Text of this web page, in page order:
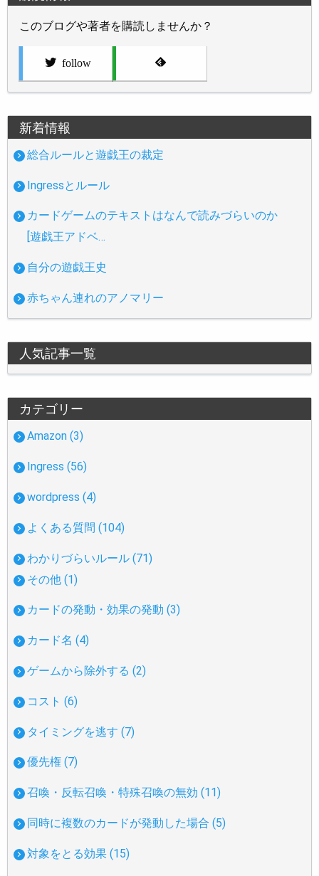
このブログや著者を購読しませんか？
follow
新着情報
総合ルールと遊戯王の裁定
Ingressとルール
カードゲームのテキストはなんで読みづらいのか
[遊戯王アドベ…
自分の遊戯王史
赤ちゃん連れのアノマリー
人気記事一覧
カテゴリー
Amazon (3)
Ingress (56)
wordpress (4)
よくある質問 (104)
わかりづらいルール (71)
その他 (1)
カードの発動・効果の発動 (3)
カード名 (4)
ゲームから除外する (2)
コスト (6)
タイミングを逃す (7)
優先権 (7)
召喚・反転召喚・特殊召喚の無効 (11)
同時に複数のカードが発動した場合 (5)
対象をとる効果 (15)